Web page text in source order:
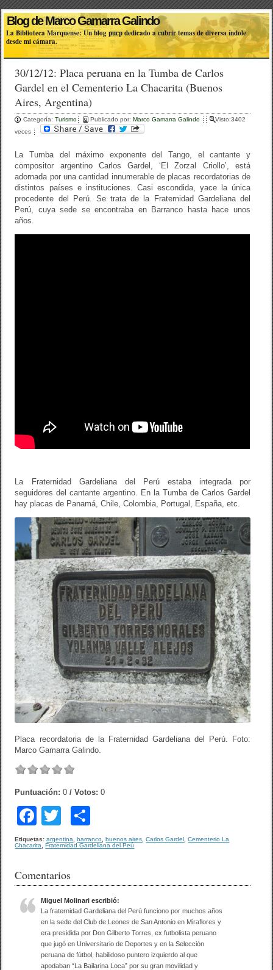
Blog de Marco Gamarra Galindo
La Biblioteca Marquense: Un blog pucp dedicado a cubrir temas de diversa índole
desde mi cámara.
30/12/12: Placa peruana en la Tumba de Carlos
Gardel en el Cementerio La Chacarita (Buenos
Aires, Argentina)
Categoría:Turismo Publicado por:Marco Gamarra Galindo
Visto:3402
veces
La Tumba del máximo exponente del Tango, el cantante y
compositor argentino Carlos Gardel, ‘El Zorzal Criollo’, está
adornada por una cantidad innumerable de placas recordatorias de
distintos países e instituciones. Casi escondida, yace la única
procedente del Perú. Se trata de la Fraternidad Gardeliana del
Perú, cuya sede se encontraba en Barranco hasta hace unos
años.
La Fraternidad Gardeliana del Perú estaba integrada por
seguidores del cantante argentino. En la Tumba de Carlos Gardel
hay placas de Panamá, Chile, Colombia, Portugal, España, etc.
Placa recordatoria de la Fraternidad Gardeliana del Perú. Foto:
Marco Gamarra Galindo.
Puntuación:0 / Votos:0
F
a
c
e
b
o
o
k
wi
tt
er
o
m
ar
tir
Etiquetas:argentina ,barranco ,buenos aires ,Carlos Gardel ,Cementerio La
Chacarita
,Fraternidad Gardeliana del Peú
Comentarios
Miguel Molinari escribió:
La fraternidad Gardeliana del Perú funciono por muchos años
en la sede del Club de Leones de San Antonio en Miraflores y
era presidida por Don Gilberto Torres, ex futbolista peruano
que jugó en Universitario de Deportes y en la Selección
peruana de fútbol, habilidoso puntero izquierdo al que
apodaban “La Bailarina Loca” por su gran movilidad y